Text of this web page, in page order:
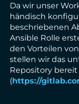
Da wir unser
händisch
beschriebenen
Ansible Rolle
den Vorteilen
stellen wir das
Repository bereit
(https://